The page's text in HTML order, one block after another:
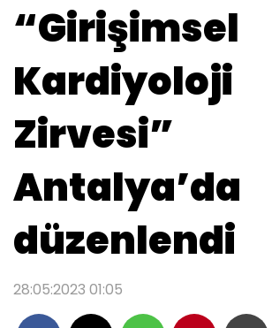
“Girişimsel
Kardiyoloji
Zirvesi”
Antalya’da
düzenlendi
28:05:2023 01:05